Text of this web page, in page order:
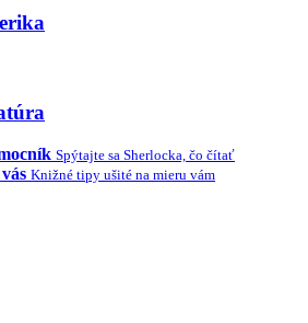
Spýtajte sa Sherlocka, čo čítať
Knižné tipy ušité na mieru vám